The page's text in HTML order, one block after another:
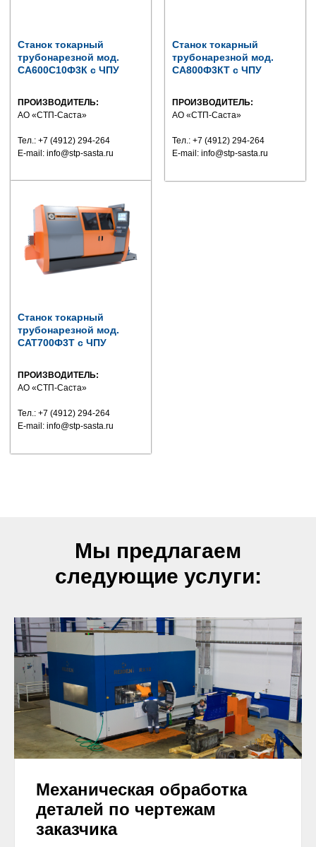
Станок токарный
трубонарезной мод.
СА600С10Ф3К с ЧПУ
ПРОИЗВОДИТЕЛЬ:
АО «СТП-Саста»
Тел.: +7 (4912) 294-264
E-mail: info@stp-sasta.ru
Станок токарный
трубонарезной мод.
СА800Ф3КТ с ЧПУ
ПРОИЗВОДИТЕЛЬ:
АО «СТП-Саста»
Тел.: +7 (4912) 294-264
E-mail: info@stp-sasta.ru
Станок токарный
трубонарезной мод.
САТ700Ф3Т с ЧПУ
ПРОИЗВОДИТЕЛЬ:
АО «СТП-Саста»
Тел.: +7 (4912) 294-264
E-mail: info@stp-sasta.ru
Мы предлагаем
следующие услуги:
Механическая обработка
деталей по чертежам
заказчика